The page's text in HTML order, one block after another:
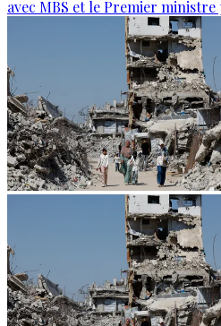
avec MBS et le Premier ministre